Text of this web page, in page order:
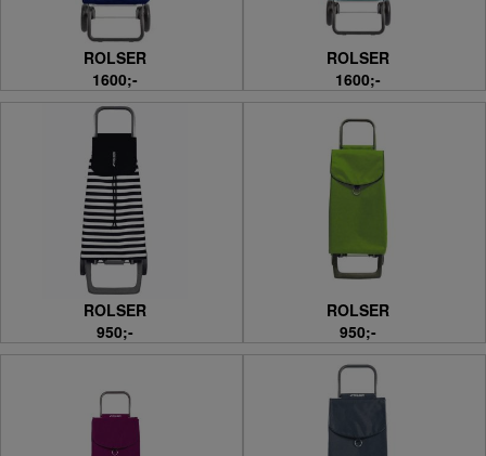
ROLSER
1600;-
ROLSER
1600;-
ROLSER
950;-
ROLSER
950;-